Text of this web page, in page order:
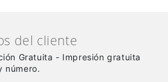
del cliente
Gratuita - Impresión gratuita
número.